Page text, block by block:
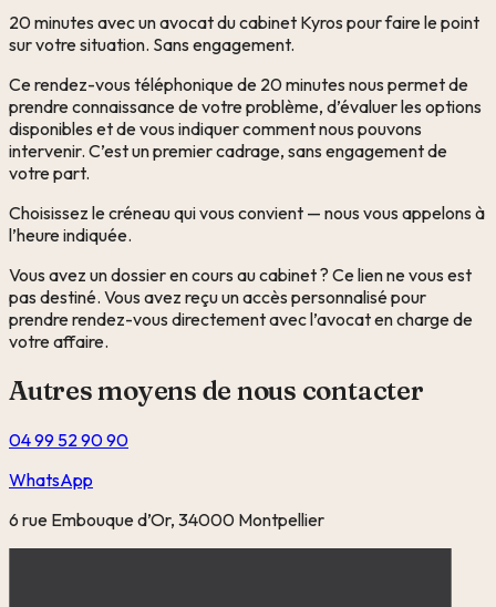
20 minutes avec un avocat du cabinet Kyros pour faire le point
sur votre situation. Sans engagement.
Ce rendez-vous téléphonique de 20 minutes nous permet de
prendre connaissance de votre problème, d’évaluer les options
disponibles et de vous indiquer comment nous pouvons
intervenir. C’est un premier cadrage, sans engagement de
votre part.
Choisissez le créneau qui vous convient — nous vous appelons à
l’heure indiquée.
Vous avez un dossier en cours au cabinet ? Ce lien ne vous est
pas destiné. Vous avez reçu un accès personnalisé pour
prendre rendez-vous directement avec l’avocat en charge de
votre affaire.
Autres moyens de nous contacter
04 99 52 90 90
WhatsApp
6 rue Embouque d’Or, 34000 Montpellier